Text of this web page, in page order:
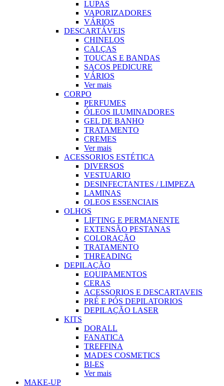
LUPAS
VAPORIZADORES
VÁRIOS
DESCARTÁVEIS
CHINELOS
CALÇAS
TOUCAS E BANDAS
SACOS PEDICURE
VÁRIOS
Ver mais
CORPO
PERFUMES
ÓLEOS ILUMINADORES
GEL DE BANHO
TRATAMENTO
CREMES
Ver mais
ACESSORIOS ESTÉTICA
DIVERSOS
VESTUARIO
DESINFECTANTES / LIMPEZA
LAMINAS
OLEOS ESSENCIAIS
OLHOS
LIFTING E PERMANENTE
EXTENSÃO PESTANAS
COLORAÇÃO
TRATAMENTO
THREADING
DEPILAÇÃO
EQUIPAMENTOS
CERAS
ACESSORIOS E DESCARTAVEIS
PRÉ E PÓS DEPILATORIOS
DEPILAÇÃO LASER
KITS
DORALL
FANATICA
TREFFINA
MADES COSMETICS
BI-ES
Ver mais
MAKE-UP